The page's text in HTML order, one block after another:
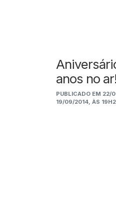
anos no
PUBLICADO EM 22/
19/09/2014, ÀS